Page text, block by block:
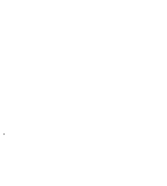
Preço normal
R$ 2.280,00